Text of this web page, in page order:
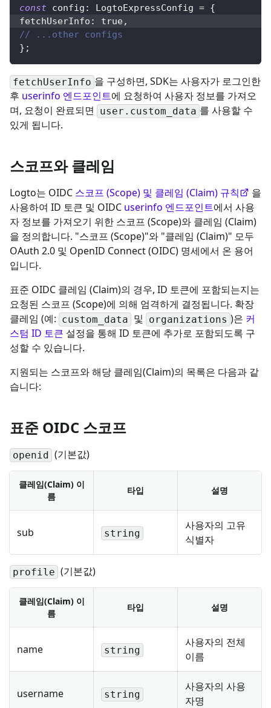
const config : LogtoExpressConfig = {
fetchUserInfo : true,
// ...other configs
} ;
fetchUserInfo 을 구성하면, SDK는 사용자가 로그인한
후 userinfo 엔드포인트에 요청하여 사용자 정보를 가져오
며, 요청이 완료되면
user.custom_data 를 사용할 수
있게 됩니다.
스코프와 클레임
Logto는 OIDC 스코프 (Scope) 및 클레임 (Claim) 규칙
을
사용하여 ID 토큰 및 OIDC userinfo 엔드포인트에서 사용
자 정보를 가져오기 위한 스코프 (Scope)와 클레임 (Claim)
을 정의합니다. "스코프 (Scope)"와 "클레임 (Claim)" 모두
OAuth 2.0 및 OpenID Connect (OIDC) 명세에서 온 용어
입니다.
표준 OIDC 클레임 (Claim)의 경우, ID 토큰에 포함되는지는
요청된 스코프 (Scope)에 의해 엄격하게 결정됩니다. 확장
클레임 (예: custom_data 및 organizations )은 커
스텀 ID 토큰 설정을 통해 ID 토큰에 추가로 포함되도록 구
성할 수 있습니다.
지원되는 스코프와 해당 클레임(Claim)의 목록은 다음과 같
습니다:
표준 OIDC 스코프
openid (기본값)
클레임(Claim) 이
름
타입 설명
sub string
사용자의 고유
식별자
profile (기본값)
클레임(Claim) 이
름
타입 설명
name string
사용자의 전체
이름
username string
사용자의 사용
자명